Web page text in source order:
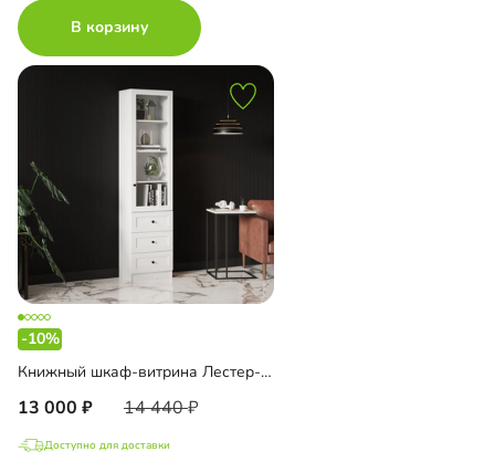
В корзину
-10%
Книжный шкаф-витрина Лестер-5 с ящиками
13 000 14 440
Доступно для доставки